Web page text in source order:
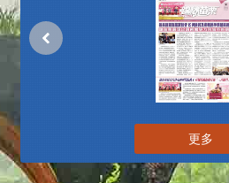
更多